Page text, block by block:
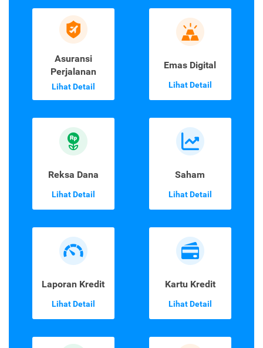
Asuransi
Perjalanan
Lihat Detail
Emas Digital
Lihat Detail
Reksa Dana
Lihat Detail
Saham
Lihat Detail
Laporan Kredit
Lihat Detail
Kartu Kredit
Lihat Detail